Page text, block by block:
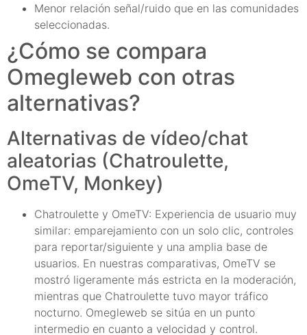
Menor relación señal/ruido que en las comunidades
seleccionadas.
¿Cómo se compara
Omegleweb con otras
alternativas?
Alternativas de vídeo/chat
aleatorias (Chatroulette,
OmeTV, Monkey)
Chatroulette y OmeTV: Experiencia de usuario muy
similar: emparejamiento con un solo clic, controles
para reportar/siguiente y una amplia base de
usuarios. En nuestras comparativas, OmeTV se
mostró ligeramente más estricta en la moderación,
mientras que Chatroulette tuvo mayor tráfico
nocturno. Omegleweb se sitúa en un punto
intermedio en cuanto a velocidad y control.